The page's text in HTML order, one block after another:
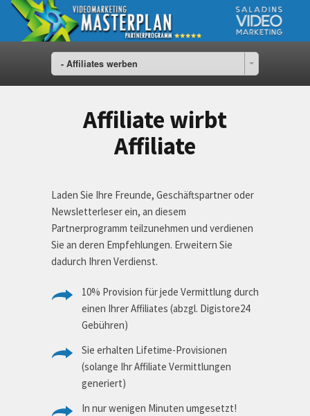
- Affiliates werben
Affiliate wirbt
Affiliate
Laden Sie Ihre Freunde, Geschäftspartner oder
Newsletterleser ein, an diesem
Partnerprogramm teilzunehmen und verdienen
Sie an deren Empfehlungen. Erweitern Sie
dadurch Ihren Verdienst.
10% Provision für jede Vermittlung durch
einen Ihrer Affiliates (abzgl. Digistore24
Gebühren)
Sie erhalten Lifetime-Provisionen
(solange Ihr Affiliate Vermittlungen
generiert)
In nur wenigen Minuten umgesetzt!